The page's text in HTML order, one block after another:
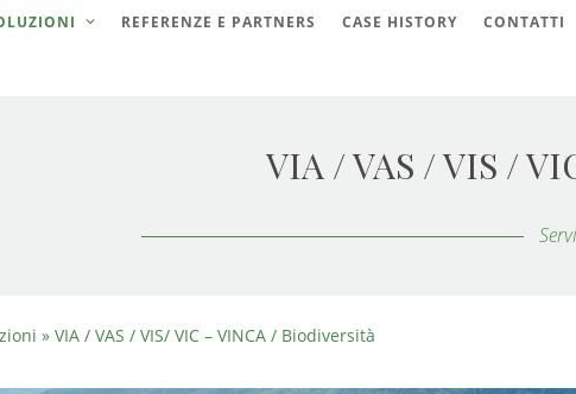
REFERENZE E PARTNERS CASE HISTORY CONTATTI
VIA / VAS / VIS /
» VIA / VAS / VIS/ VIC – VINCA / Biodiversità